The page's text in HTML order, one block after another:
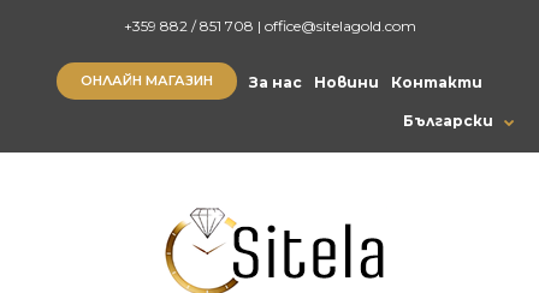
+359 882 / 851 708 | office@sitelagold.com
Български
ОНЛАЙН МАГАЗИН За нас Новини Контакти